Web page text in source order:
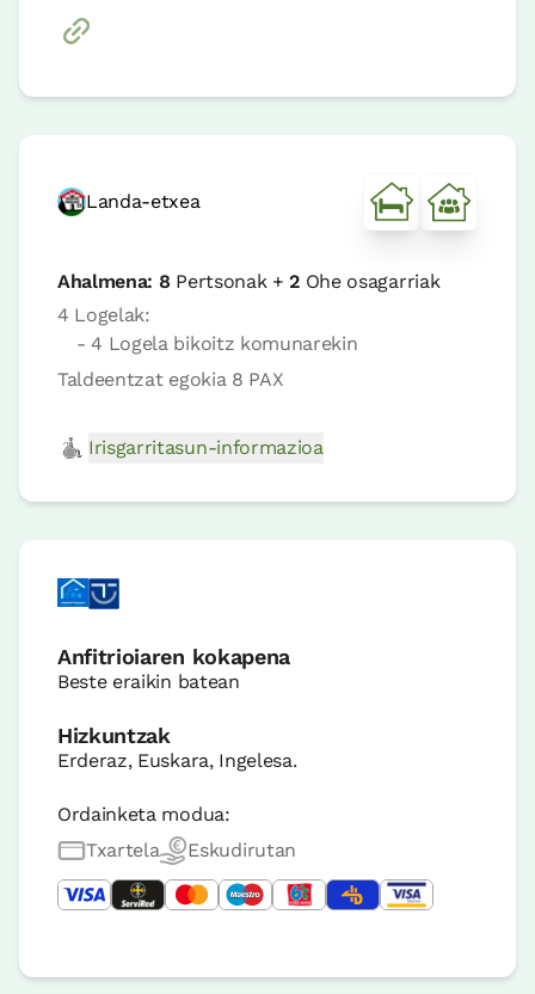
Landa-etxea
Ahalmena: 8 Pertsonak +2 Ohe osagarriak
4 Logelak:
- 4 Logela bikoitz komunarekin
Taldeentzat egokia 8 PAX
Irisgarritasun-informazioa
Anfitrioiaren kokapena
Beste eraikin batean
Hizkuntzak
Erderaz, Euskara, Ingelesa.
Ordainketa modua:
Txartela
Eskudirutan